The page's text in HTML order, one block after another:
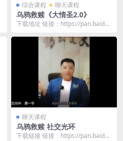
综合课程 聊天课程
乌鸦救赎《大情圣2.0》
下载地址 链接：https://pan.baidu.
聊天课程
乌鸦救赎 社交光环
下载链接 链接：https://pan.baidu.